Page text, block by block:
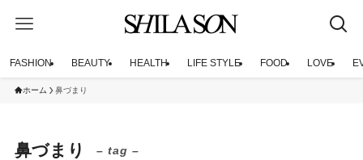
FASHION BEAUTY HEALTH LIFE STYLE FOOD LOVE
ホーム 鼻づまり
鼻づまり – tag –